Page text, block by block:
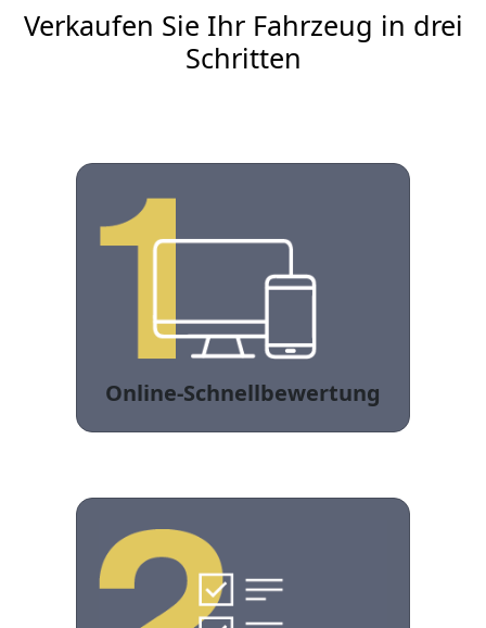
Verkaufen Sie Ihr Fahrzeug in drei
Schritten
Online-Schnellbewertung